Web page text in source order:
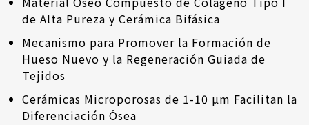
de Alta Pureza y Cerámica Bifásica
Mecanismo para Promover la Formación de
Hueso Nuevo y la Regeneración Guiada de
Tejidos
Cerámicas Microporosas de 1-10 µm Facilitan la
Diferenciación Ósea